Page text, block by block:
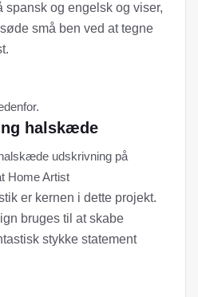
spansk og engelsk og viser,
små ben ved at tegne
halskæde
udskrivning på
Home Artist
er kernen i dette projekt.
bruges til at skabe
stykke statement